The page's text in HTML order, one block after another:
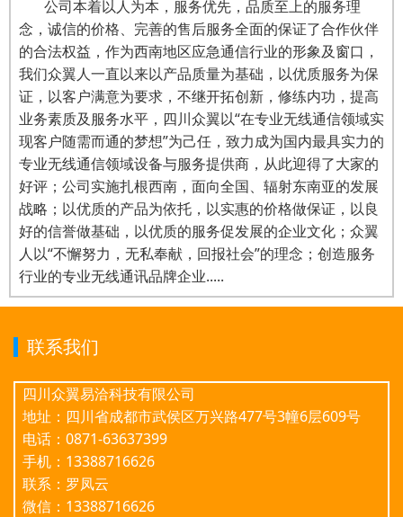
公司本着以人为本，服务优先，品质至上的服务理
念，诚信的价格、完善的售后服务全面的保证了合作伙伴
的合法权益，作为西南地区应急通信行业的形象及窗口，
我们众翼人一直以来以产品质量为基础，以优质服务为保
证，以客户满意为要求，不继开拓创新，修练内功，提高
业务素质及服务水平，四川众翼以“在专业无线通信领域实
现客户随需而通的梦想”为己任，致力成为国内最具实力的
专业无线通信领域设备与服务提供商，从此迎得了大家的
好评；公司实施扎根西南，面向全国、辐射东南亚的发展
战略；以优质的产品为依托，以实惠的价格做保证，以良
好的信誉做基础，以优质的服务促发展的企业文化；众翼
人以“不懈努力，无私奉献，回报社会”的理念；创造服务
行业的专业无线通讯品牌企业.....
联系我们
四川众翼易洽科技有限公司
地址：四川省成都市武侯区万兴路477号3幢6层609号
电话：0871-63637399
手机：13388716626
联系：罗凤云
微信：13388716626